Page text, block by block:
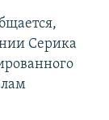
Серика